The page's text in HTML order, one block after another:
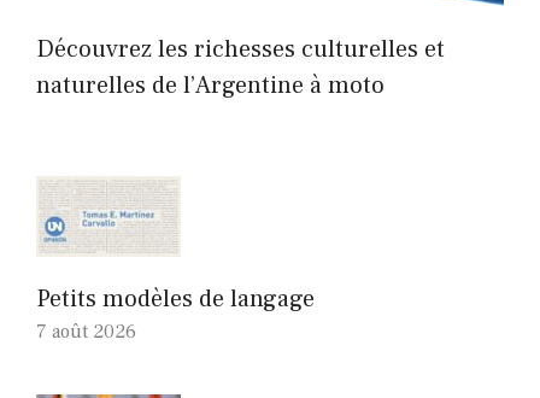
Découvrez les richesses culturelles et
naturelles de l’Argentine à moto
Petits modèles de langage
7 août 2026